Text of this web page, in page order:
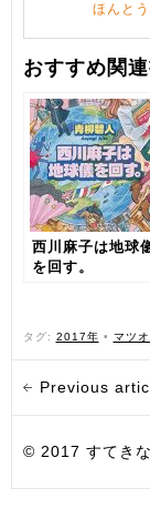
ほんと
おすすめ関
西川麻子は地球
を回す。
タグ: 2017年 • マツオ
Previous
© 2017 すてき